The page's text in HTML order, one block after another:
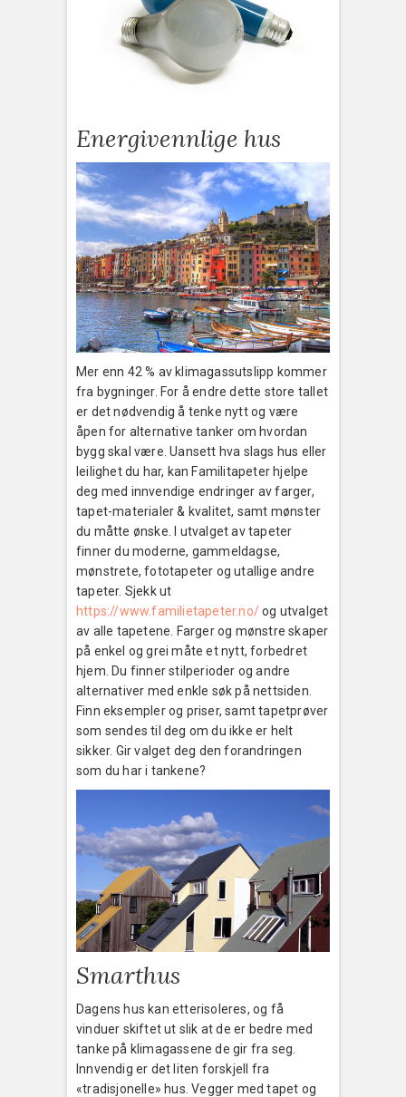
Energivennlige hus
Mer enn 42 % av klimagassutslipp kommer
fra bygninger. For å endre dette store tallet
er det nødvendig å tenke nytt og være
åpen for alternative tanker om hvordan
bygg skal være. Uansett hva slags hus eller
leilighet du har, kan Familitapeter hjelpe
deg med innvendige endringer av farger,
tapet-materialer & kvalitet, samt mønster
du måtte ønske. I utvalget av tapeter
finner du moderne, gammeldagse,
mønstrete, fototapeter og utallige andre
tapeter. Sjekk ut
https://www.familietapeter.no/og utvalget
av alle tapetene. Farger og mønstre skaper
på enkel og grei måte et nytt, forbedret
hjem. Du finner stilperioder og andre
alternativer med enkle søk på nettsiden.
Finn eksempler og priser, samt tapetprøver
som sendes til deg om du ikke er helt
sikker. Gir valget deg den forandringen
som du har i tankene?
Smarthus
Dagens hus kan etterisoleres, og få
vinduer skiftet ut slik at de er bedre med
tanke på klimagassene de gir fra seg.
Innvendig er det liten forskjell fra
«tradisjonelle» hus. Vegger med tapet og